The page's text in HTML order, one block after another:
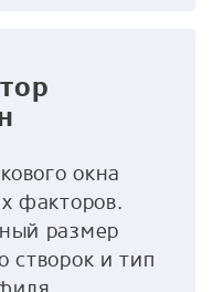
окна
факторов.
размер
створок и тип